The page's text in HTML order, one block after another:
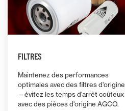
FILTRES
Maintenez des performances
optimales avec des filtres d'origine
—évitez les temps d'arrêt coûteux
avec des pièces d'origine AGCO.